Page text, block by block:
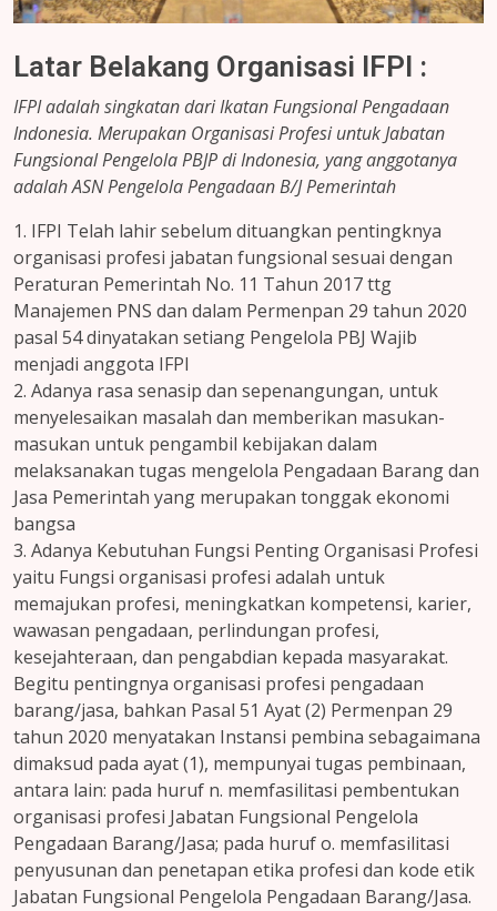
Latar Belakang Organisasi IFPI :
IFPI adalah singkatan dari Ikatan Fungsional Pengadaan
Indonesia. Merupakan Organisasi Profesi untuk Jabatan
Fungsional Pengelola PBJP di Indonesia, yang anggotanya
adalah ASN Pengelola Pengadaan B/J Pemerintah
1. IFPI Telah lahir sebelum dituangkan pentingknya
organisasi profesi jabatan fungsional sesuai dengan
Peraturan Pemerintah No. 11 Tahun 2017 ttg
Manajemen PNS dan dalam Permenpan 29 tahun 2020
pasal 54 dinyatakan setiang Pengelola PBJ Wajib
menjadi anggota IFPI
2. Adanya rasa senasip dan sepenangungan, untuk
menyelesaikan masalah dan memberikan masukan-
masukan untuk pengambil kebijakan dalam
melaksanakan tugas mengelola Pengadaan Barang dan
Jasa Pemerintah yang merupakan tonggak ekonomi
bangsa
3. Adanya Kebutuhan Fungsi Penting Organisasi Profesi
yaitu Fungsi organisasi profesi adalah untuk
memajukan profesi, meningkatkan kompetensi, karier,
wawasan pengadaan, perlindungan profesi,
kesejahteraan, dan pengabdian kepada masyarakat.
Begitu pentingnya organisasi profesi pengadaan
barang/jasa, bahkan Pasal 51 Ayat (2) Permenpan 29
tahun 2020 menyatakan Instansi pembina sebagaimana
dimaksud pada ayat (1), mempunyai tugas pembinaan,
antara lain: pada huruf n. memfasilitasi pembentukan
organisasi profesi Jabatan Fungsional Pengelola
Pengadaan Barang/Jasa; pada huruf o. memfasilitasi
penyusunan dan penetapan etika profesi dan kode etik
Jabatan Fungsional Pengelola Pengadaan Barang/Jasa.